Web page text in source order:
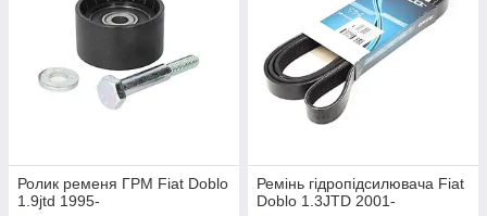
Ролик ременя ГРМ Fiat Doblo
1.9jtd 1995-
Ремінь гідропідсилювача Fiat
Doblo 1.3JTD 2001-